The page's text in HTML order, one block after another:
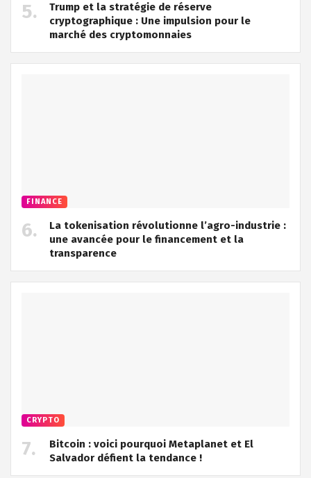
Trump et la stratégie de réserve
cryptographique : Une impulsion pour le
marché des cryptomonnaies
FINANCE
La tokenisation révolutionne l’agro-industrie :
une avancée pour le financement et la
transparence
CRYPTO
Bitcoin : voici pourquoi Metaplanet et El
Salvador défient la tendance !